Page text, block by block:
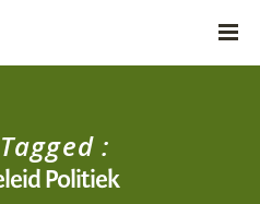
:
Politiek